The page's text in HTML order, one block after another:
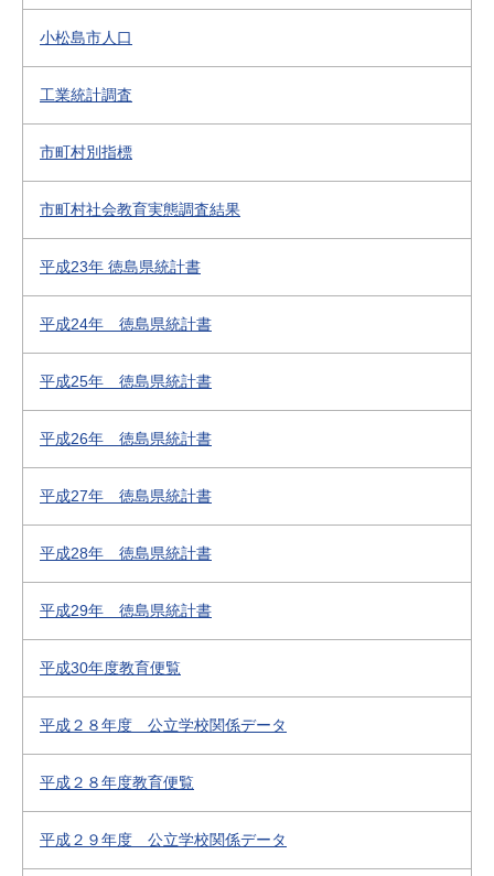
小松島市人口
工業統計調査
市町村別指標
市町村社会教育実態調査結果
平成23年 徳島県統計書
平成24年 徳島県統計書
平成25年 徳島県統計書
平成26年 徳島県統計書
平成27年 徳島県統計書
平成28年 徳島県統計書
平成29年 徳島県統計書
平成30年度教育便覧
平成２８年度 公立学校関係データ
平成２８年度教育便覧
平成２９年度 公立学校関係データ